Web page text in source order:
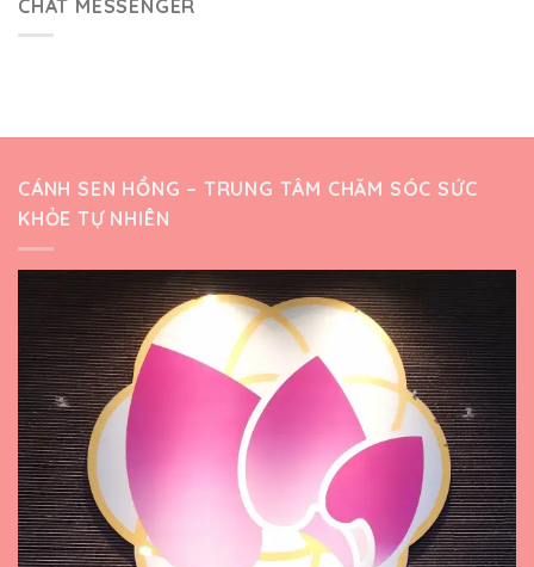
CHAT MESSENGER
CÁNH SEN HỒNG – TRUNG TÂM CHĂM SÓC SỨC
KHỎE TỰ NHIÊN